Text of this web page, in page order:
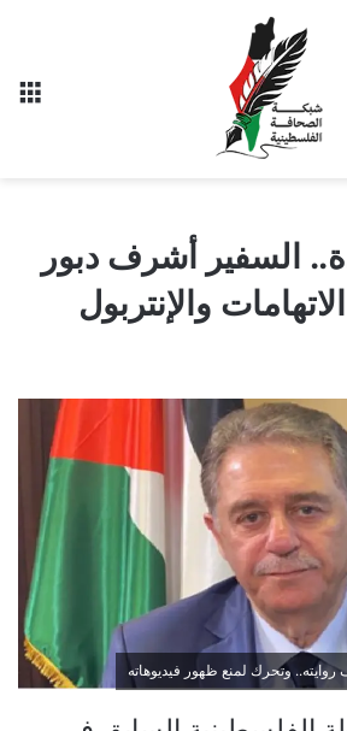
السفير أشرف دبور
والإنتربول
وتحرك لمنع ظهور فيديوهاته